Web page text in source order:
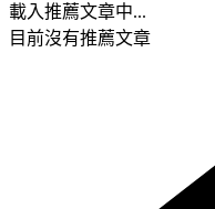
載入推薦文章中...
目前沒有推薦文章